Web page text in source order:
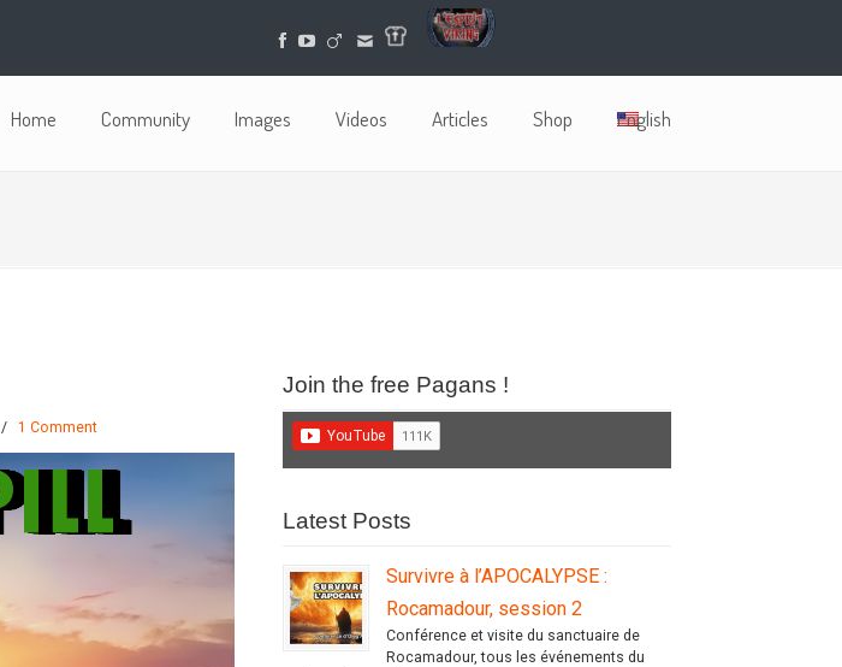
Home Community Images Videos Articles Shop
English
/ 1 Comment
Join the free Pagans !
Latest Posts
Survivre à l’APOCALYPSE :
Rocamadour, session 2
Conférence et visite du sanctuaire de
Rocamadour, tous les événements du